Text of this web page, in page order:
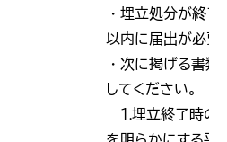
・埋立処分が終了
以内に届出が必要
・次に掲げる書
してください。
１.埋立終了時の